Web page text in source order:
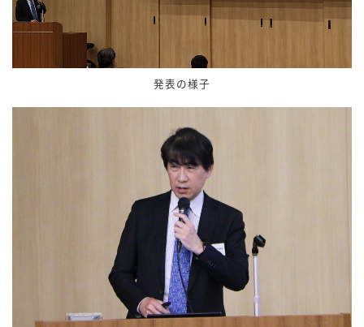
発表の様子